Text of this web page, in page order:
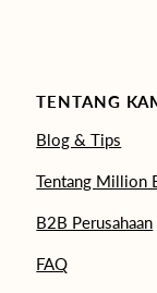
TENTANG
Blog & Tips
Tentang Million
B2B Perusahaan
FAQ